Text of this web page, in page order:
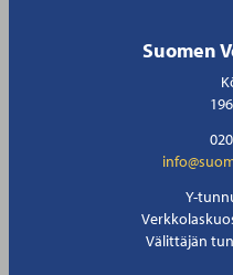
Suomen
Y-
Välittäjän